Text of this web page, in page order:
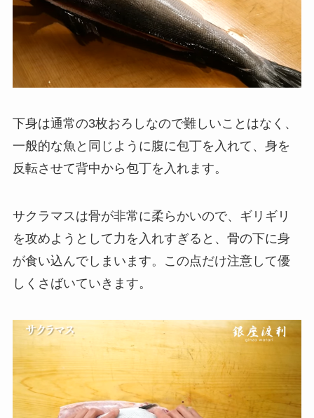
下身は通常の3枚おろしなので難しいことはなく、
一般的な魚と同じように腹に包丁を入れて、身を
反転させて背中から包丁を入れます。
サクラマスは骨が非常に柔らかいので、ギリギリ
を攻めようとして力を入れすぎると、骨の下に身
が食い込んでしまいます。この点だけ注意して優
しくさばいていきます。